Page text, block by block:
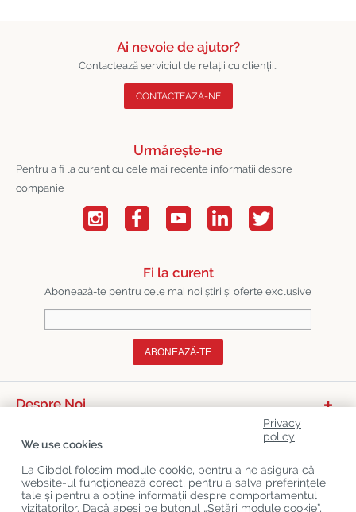
Ai nevoie de ajutor?
Contactează serviciul de relații cu clienții..
CONTACTEAZĂ-NE
Urmărește-ne
Pentru a fi la curent cu cele mai recente informații despre
companie
Fi la curent
Abonează-te pentru cele mai noi știri și oferte exclusive
ABONEAZĂ-TE
Despre Noi
Ultimele Postări Pe Blog
Privacy
policy
We use cookies
La Cibdol folosim module cookie, pentru a ne asigura că
website-ul funcționează corect, pentru a salva preferințele
tale și pentru a obține informații despre comportamentul
vizitatorilor. Dacă apeși pe butonul „Setări module cookie”,